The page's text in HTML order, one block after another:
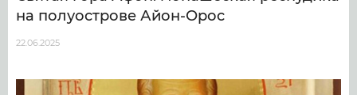
на полуострове Айон-Орос
22.06.2025